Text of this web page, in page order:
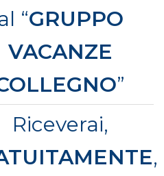
“GRUPPO
VACANZE
”
Riceverai,
,